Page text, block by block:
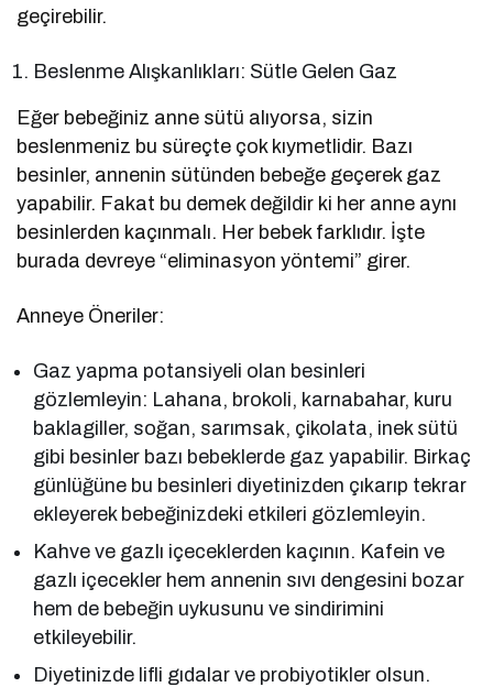
geçirebilir.
Beslenme Alışkanlıkları: Sütle Gelen Gaz
Eğer bebeğiniz anne sütü alıyorsa, sizin
beslenmeniz bu süreçte çok kıymetlidir. Bazı
besinler, annenin sütünden bebeğe geçerek gaz
yapabilir. Fakat bu demek değildir ki her anne aynı
besinlerden kaçınmalı. Her bebek farklıdır. İşte
burada devreye “eliminasyon yöntemi” girer.
Anneye Öneriler:
Gaz yapma potansiyeli olan besinleri
gözlemleyin: Lahana, brokoli, karnabahar, kuru
baklagiller, soğan, sarımsak, çikolata, inek sütü
gibi besinler bazı bebeklerde gaz yapabilir. Birkaç
günlüğüne bu besinleri diyetinizden çıkarıp tekrar
ekleyerek bebeğinizdeki etkileri gözlemleyin.
Kahve ve gazlı içeceklerden kaçının. Kafein ve
gazlı içecekler hem annenin sıvı dengesini bozar
hem de bebeğin uykusunu ve sindirimini
etkileyebilir.
Diyetinizde lifli gıdalar ve probiyotikler olsun.